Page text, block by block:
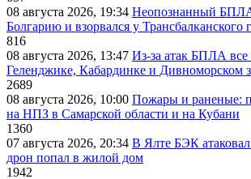
08 августа 2026, 19:34 Неопознанный БПЛА
Болгарию и взорвался у Трансбалканского
816
08 августа 2026, 13:47 Из-за атак БПЛА
Геленджике, Кабардинке и Дивноморском
2689
08 августа 2026, 10:00 Пожары и раненые:
на НПЗ в Самарской области и на Кубани
1360
07 августа 2026, 20:34 В Ялте БЭК
дрон попал в жилой дом
1942